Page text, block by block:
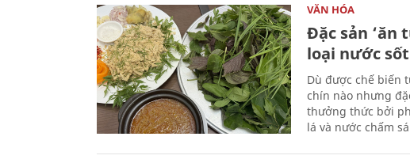
VĂN HÓA
Đặc sản ‘ăn
loại nước
Dù được chế biến
chín nào nhưng
thưởng thức bởi
lá và nước chấm